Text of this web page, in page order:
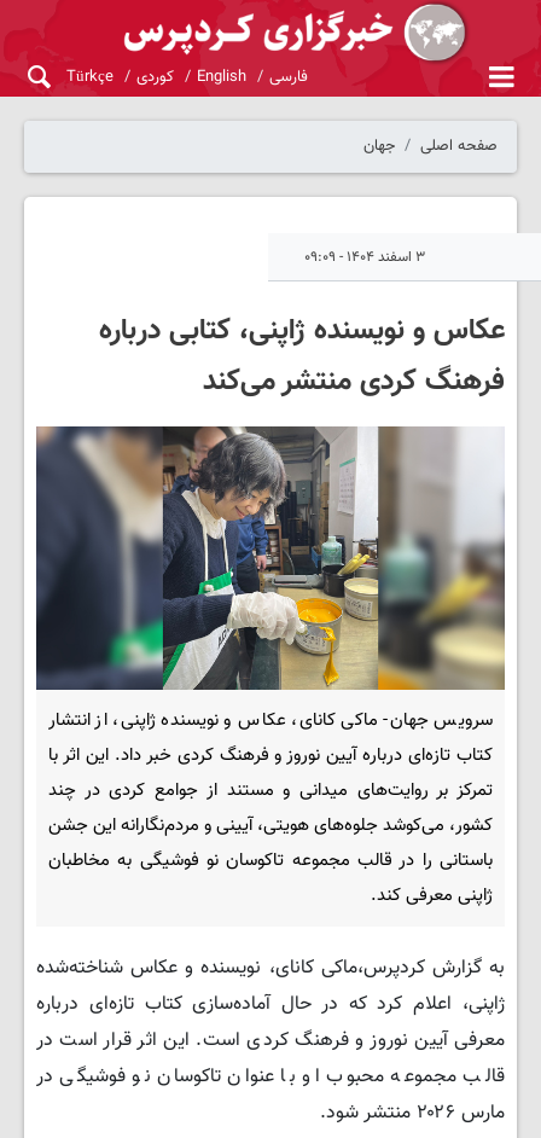
فارسی English کوردی Türkçe
صفحه اصلی جهان
۳ اسفند ۱۴۰۴ - ۰۹:۰۹
عکاس و نویسنده ژاپنی، کتابی درباره
فرهنگ کردی منتشر می‌کند
سرویس جهان- ماکی کانای، عکاس و نویسنده ژاپنی، از انتشار
کتاب تازه‌ای درباره آیین نوروز و فرهنگ کردی خبر داد. این اثر با
تمرکز بر روایت‌های میدانی و مستند از جوامع کردی در چند
کشور، می‌کوشد جلوه‌های هویتی، آیینی و مردم‌نگارانه این جشن
باستانی را در قالب مجموعه تاکوسان نو فوشیگی به مخاطبان
ژاپنی معرفی کند.
به گزارش کردپرس،ماکی کانای، نویسنده و عکاس شناخته‌شده
ژاپنی، اعلام کرد که در حال آماده‌سازی کتاب تازه‌ای درباره
معرفی آیین نوروز و فرهنگ کردی است. این اثر قرار است در
قالب مجموعه محبوب او با عنوان تاکوسان نو فوشیگی در
مارس ۲۰۲۶ منتشر شود.